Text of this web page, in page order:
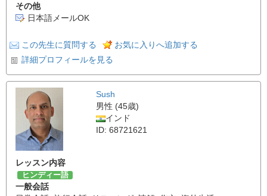
その他
日本語メールOK
この先生に質問する
お気に入りへ追加する
詳細プロフィールを見る
Sush
男性 (45歳)
インド
ID: 68721621
レッスン内容
ヒンディー語
一般会話